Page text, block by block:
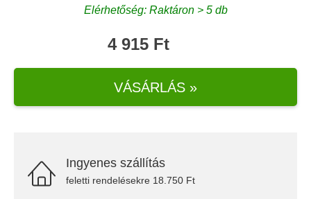
Elérhetőség: Raktáron > 5 db
4 915 Ft
VÁSÁRLÁS »
Ingyenes szállítás
feletti rendelésekre 18.750 Ft